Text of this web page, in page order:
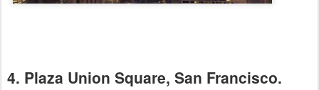
4. Plaza Union Square, San Francisco.